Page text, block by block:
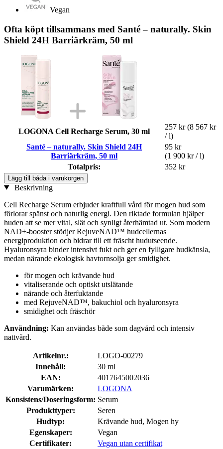
Vegan
Ofta köpt tillsammans med Santé – naturally. Skin
Shield 24H Barriärkräm, 50 ml
LOGONA Cell Recharge Serum, 30 ml
257 kr (8 567 kr
/ l)
Santé – naturally. Skin Shield 24H
Barriärkräm, 50 ml
95 kr
(1 900 kr / l)
Totalpris:
352 kr
Lägg till båda i varukorgen
Beskrivning
Cell Recharge Serum erbjuder kraftfull vård för mogen hud som
förlorar spänst och naturlig energi. Den riktade formulan hjälper
huden att se mer vital, slät och synligt återhämtad ut. Som modern
NAD+-booster stödjer RejuveNAD™ hudcellernas
energiproduktion och bidrar till ett fräscht hudutseende.
Hyaluronsyra binder intensivt fukt och ger en fylligare hudkänsla,
medan närande ekologisk havtornsolja ger smidighet.
för mogen och krävande hud
vitaliserande och optiskt utslätande
närande och återfuktande
med RejuveNAD™, bakuchiol och hyaluronsyra
smidighet och fräschör
Användning: Kan användas både som dagvård och intensiv
nattvård.
Artikelnr.:
LOGO-00279
Innehåll:
30 ml
EAN:
4017645002036
Varumärken:
LOGONA
Konsistens/Doseringsform: Serum
Produkttyper:
Seren
Hudtyp:
Krävande hud, Mogen hy
Egenskaper:
Vegan
Certifikater:
Vegan utan certifikat